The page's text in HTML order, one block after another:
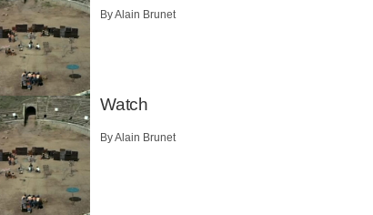
By Alain Brunet
Watch
By Alain Brunet